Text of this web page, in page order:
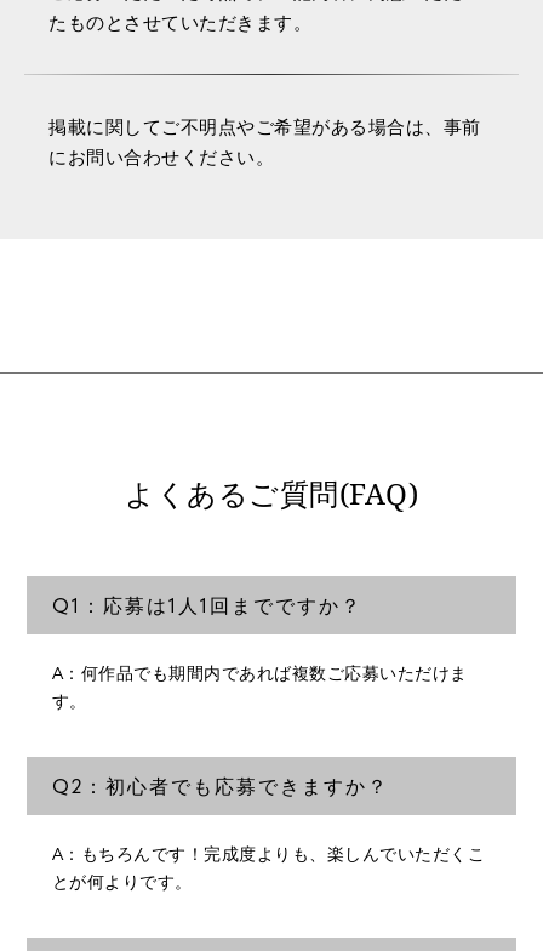
たものとさせていただきます。
掲載に関してご不明点やご希望がある場合は、事前
にお問い合わせください。
よくあるご質問(FAQ)
Q1：応募は1人1回までですか？
A：何作品でも期間内であれば複数ご応募いただけま
す。
Q2：初心者でも応募できますか？
A：もちろんです！完成度よりも、楽しんでいただくこ
とが何よりです。